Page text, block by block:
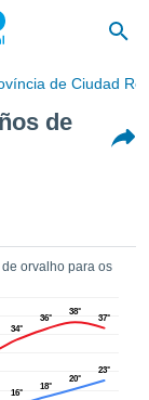
de Ciudad
de
orvalho para os
34°
36°
38°
37°
16°
18°
20°
23°